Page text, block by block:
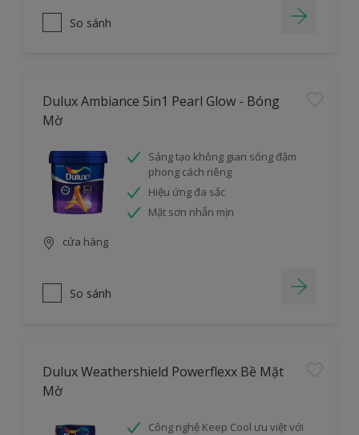
So sánh
Dulux Ambiance 5in1 Pearl Glow - Bóng
Mờ
Sáng tạo không gian sống đậm
phong cách riêng
Hiệu ứng đa sắc
Mặt sơn nhẵn mịn
cửa hàng
So sánh
Dulux Weathershield Powerflexx Bề Mặt
Mờ
Công nghệ Keep Cool ưu việt với